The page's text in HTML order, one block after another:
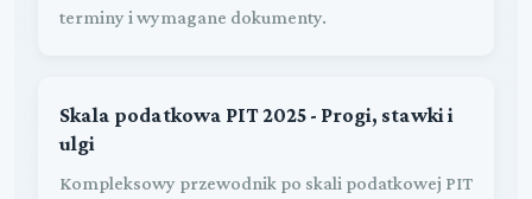
terminy i wymagane dokumenty.
Skala podatkowa PIT 2025 - Progi, stawki i
ulgi
Kompleksowy przewodnik po skali podatkowej PIT